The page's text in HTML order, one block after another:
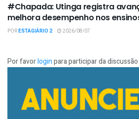
#Chapada: Utinga registra
melhora desempenho nos
PORESTAGIÁRIO 2 2026/08/07
Por favorloginpara participar da discussão